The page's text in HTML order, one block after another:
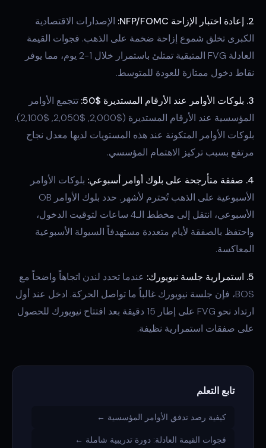
2. إعادة اختبار الإزاحة NFP/FOMC:
الإصدارات الاقتصادية
الكبرى تخلق شموع إزاحة ضخمة على الذهب. فجوات القيمة
العادلة FVG المتبقية تمتلئ باستمرار خلال 1-2 يوم، مما يوفر
نقاط دخول ممتازة للعودة للمتوسط.
3. بلوكات الأوامر عند الأرقام المستديرة $50:
تتجمع الأوامر
المؤسسية عند الأرقام المستديرة ($2,000, $2,050, $2,100).
بلوكات الأوامر المتكونة عند هذه المستويات لديها معدل نجاح
مرتفع بسبب تركيز الاهتمام المؤسسي.
4. صفقة متأرجحة على بلوك أوامر أسبوعي:
بلوكات الأوامر
الأسبوعية على الذهب تُحترم لأشهر. حدد بلوك الأوامر OB
الأسبوعي، انتقل إلى مخطط الـ4 ساعات لتوقيت الدخول،
واحتفظ بالصفقة لأيام متعددة مستهدفاً السيولة الأسبوعية
المعاكسة.
5. استمرارية جلسة نيويورك:
عندما تحدد لندن اتجاهاً واضحاً مع
BOS، فإن جلسة نيويورك غالباً ما تواصل الحركة. ادخل عند أول
ارتداد نحو FVG على إطار 15 دقيقة بعد افتتاح نيويورك للحصول
على صفقات استمرارية نظيفة.
تابع التعلم
كيفية رصد تدفق الأوامر المؤسسية ←
فجوات القيمة العادلة: دورة تدريبية شاملة ←